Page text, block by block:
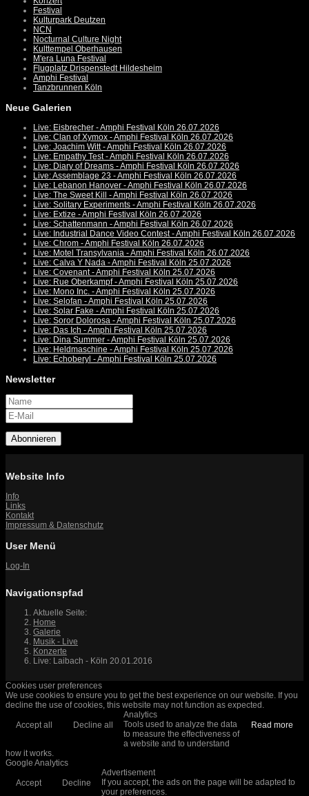
Festival
Kulturpark Deutzen
NCN
Nocturnal Culture Night
Kulttempel Oberhausen
M'era Luna Festival
Flugplatz Drispenstedt Hildesheim
Amphi Festival
Tanzbrunnen Köln
Neue Galerien
Live: Eisbrecher - Amphi Festival Köln 26.07.2026
Live: Clan of Xymox - Amphi Festival Köln 26.07.2026
Live: Joachim Witt - Amphi Festival Köln 26.07.2026
Live: Empathy Test - Amphi Festival Köln 26.07.2026
Live: Diary of Dreams - Amphi Festival Köln 26.07.2026
Live: Assemblage 23 - Amphi Festival Köln 26.07.2026
Live: Lebanon Hanover - Amphi Festival Köln 26.07.2026
Live: The Sweet Kill - Amphi Festival Köln 26.07.2026
Live: Solitary Experiments - Amphi Festival Köln 26.07.2026
Live: Extize - Amphi Festival Köln 26.07.2026
Live: Schattenmann - Amphi Festival Köln 26.07.2026
Live: Industrial Dance Video Contest - Amphi Festival Köln 26.07.2026
Live: Chrom - Amphi Festival Köln 26.07.2026
Live: Motel Transylvania - Amphi Festival Köln 26.07.2026
Live: Calva Y Nada - Amphi Festival Köln 25.07.2026
Live: Covenant - Amphi Festival Köln 25.07.2026
Live: Rue Oberkampf - Amphi Festival Köln 25.07.2026
Live: Mono Inc. - Amphi Festival Köln 25.07.2026
Live: Selofan - Amphi Festival Köln 25.07.2026
Live: Solar Fake - Amphi Festival Köln 25.07.2026
Live: Soror Dolorosa - Amphi Festival Köln 25.07.2026
Live: Das Ich - Amphi Festival Köln 25.07.2026
Live: Dina Summer - Amphi Festival Köln 25.07.2026
Live: Heldmaschine - Amphi Festival Köln 25.07.2026
Live: Echoberyl - Amphi Festival Köln 25.07.2026
Newsletter
Abonnieren
Website Info
Info
Links
Kontakt
Impressum & Datenschutz
User Menü
Log-In
Navigationspfad
Aktuelle Seite:
Home
Galerie
Musik - Live
Konzerte
Live: Laibach - Köln 20.01.2016
Cookies user preferences
We use cookies to ensure you to get the best experience on our website. If you
decline the use of cookies, this website may not function as expected.
Accept all Decline all Read more
Analytics
Tools used to analyze the data
to measure the effectiveness of
a website and to understand
how it works.
Google Analytics
Accept Decline
Advertisement
If you accept, the ads on the page will be adapted to
your preferences.